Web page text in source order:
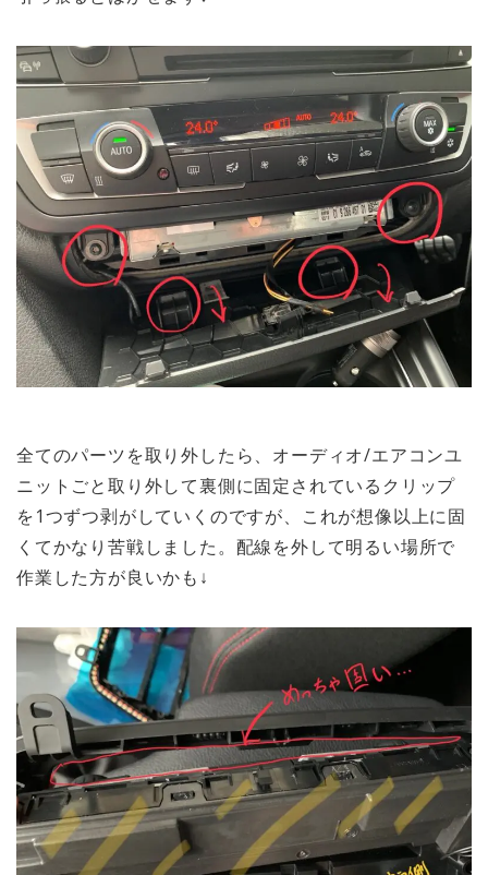
全てのパーツを取り外したら、オーディオ/エアコンユ
ニットごと取り外して裏側に固定されているクリップ
を1つずつ剥がしていくのですが、これが想像以上に固
くてかなり苦戦しました。配線を外して明るい場所で
作業した方が良いかも↓